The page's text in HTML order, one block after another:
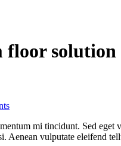
mi tincidunt. Sed
Aenean vulputate eleifend